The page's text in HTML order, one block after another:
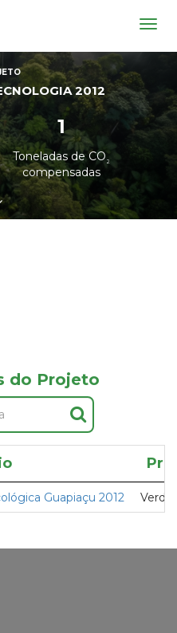
2012
1
Toneladas de CO²
compensadas
do Projeto
Guapiaçu 2012 Verde